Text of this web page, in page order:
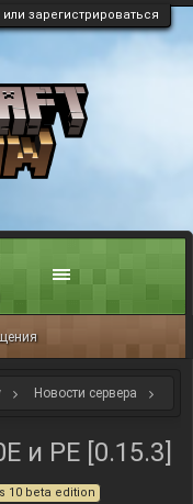
или зарегистрироваться
Новости сервера
и PE [0.15.3]
10 beta edition